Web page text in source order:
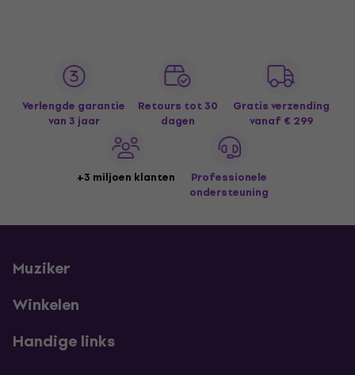
Verlengde garantie
van 3 jaar
Retours tot 30
dagen
Gratis verzending
vanaf € 299
+3 miljoen klanten
Professionele
ondersteuning
Muziker
Winkelen
Handige links